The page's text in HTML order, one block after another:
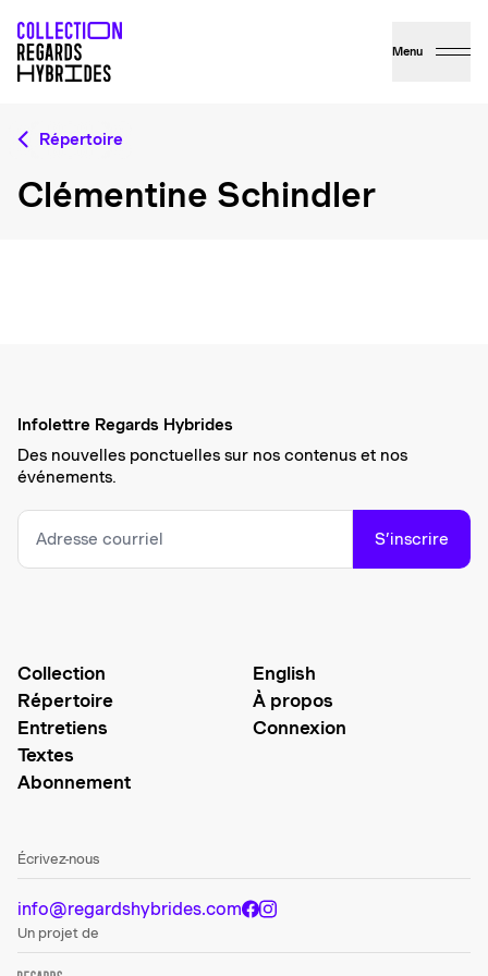
Menu
Répertoire
Clémentine Schindler
Infolettre Regards Hybrides
Des nouvelles ponctuelles sur nos contenus et nos
événements.
S’inscrire
Collection
Répertoire
Entretiens
Textes
Abonnement
English
À propos
Connexion
Écrivez-nous
info@regardshybrides.com
Un projet de